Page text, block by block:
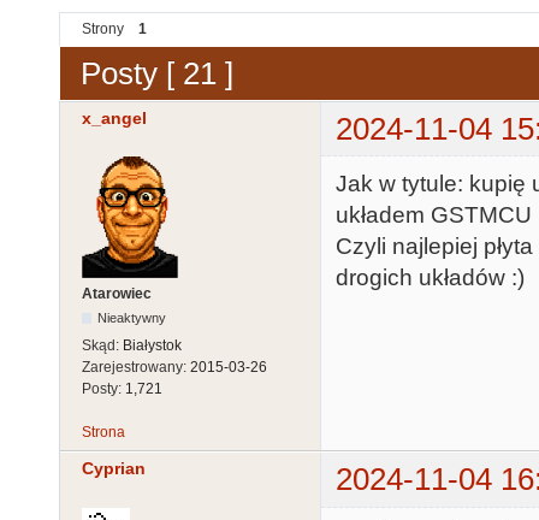
Strony 1
Posty [ 21 ]
x_angel 2024-11-04
Atarowiec
Nieaktywny
Skąd: Białystok
Zarejestrowany: 2015-03-26
Posty: 1,721
Jak w tytule: kupię
układem
Czyli najlepiej
drogich układów :)
Strona
Cyprian 2024-11-04